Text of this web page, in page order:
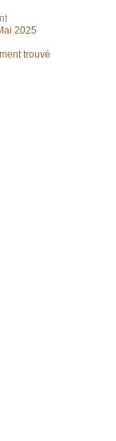
2025
trouvé